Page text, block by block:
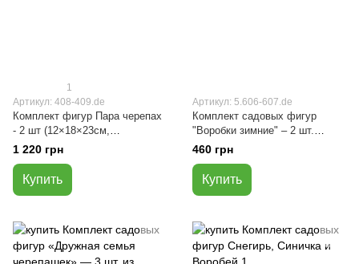
1
Артикул: 408-409.de
Комплект фигур Пара черепах
- 2 шт (12×18×23см,
10×16×22см), полистоун
1 220 грн
Купить
Артикул: 5.606-607.de
Комплект садовых фигур
"Воробки зимние" – 2 шт.
(высота 11 и 10 см)
460 грн
Купить